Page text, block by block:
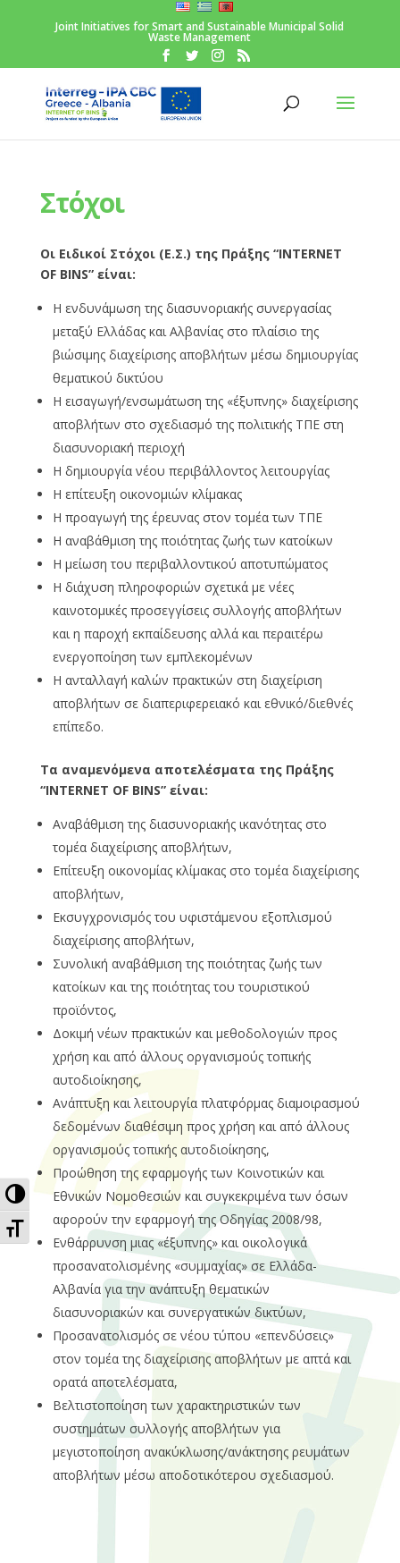
Εναλλαγή Υψηλής Αντίθεσης
Εναλλαγή Μεγέθους Γραμμάτων
Joint Initiatives for Smart and Sustainable Municipal Solid
Waste Management
Στόχοι
Οι Ειδικοί Στόχοι (Ε.Σ.) της Πράξης “INTERNET
OF BINS” είναι:
Η ενδυνάμωση της διασυνοριακής συνεργασίας
μεταξύ Ελλάδας και Αλβανίας στο πλαίσιο της
βιώσιμης διαχείρισης αποβλήτων μέσω δημιουργίας
θεματικού δικτύου
Η εισαγωγή/ενσωμάτωση της «έξυπνης» διαχείρισης
αποβλήτων στο σχεδιασμό της πολιτικής ΤΠΕ στη
διασυνοριακή περιοχή
Η δημιουργία νέου περιβάλλοντος λειτουργίας
Η επίτευξη οικονομιών κλίμακας
Η προαγωγή της έρευνας στον τομέα των ΤΠΕ
Η αναβάθμιση της ποιότητας ζωής των κατοίκων
Η μείωση του περιβαλλοντικού αποτυπώματος
Η διάχυση πληροφοριών σχετικά με νέες
καινοτομικές προσεγγίσεις συλλογής αποβλήτων
και η παροχή εκπαίδευσης αλλά και περαιτέρω
ενεργοποίηση των εμπλεκομένων
Η ανταλλαγή καλών πρακτικών στη διαχείριση
αποβλήτων σε διαπεριφερειακό και εθνικό/διεθνές
επίπεδο.
Τα αναμενόμενα αποτελέσματα της Πράξης
“INTERNET OF BINS” είναι:
Αναβάθμιση της διασυνοριακής ικανότητας στο
τομέα διαχείρισης αποβλήτων,
Επίτευξη οικονομίας κλίμακας στο τομέα διαχείρισης
αποβλήτων,
Εκσυγχρονισμός του υφιστάμενου εξοπλισμού
διαχείρισης αποβλήτων,
Συνολική αναβάθμιση της ποιότητας ζωής των
κατοίκων και της ποιότητας του τουριστικού
προϊόντος,
Δοκιμή νέων πρακτικών και μεθοδολογιών προς
χρήση και από άλλους οργανισμούς τοπικής
αυτοδιοίκησης,
Ανάπτυξη και λειτουργία πλατφόρμας διαμοιρασμού
δεδομένων διαθέσιμη προς χρήση και από άλλους
οργανισμούς τοπικής αυτοδιοίκησης,
Προώθηση της εφαρμογής των Κοινοτικών και
Εθνικών Νομοθεσιών και συγκεκριμένα των όσων
αφορούν την εφαρμογή της Οδηγίας 2008/98,
Ενθάρρυνση μιας «έξυπνης» και οικολογικά
προσανατολισμένης «συμμαχίας» σε Ελλάδα-
Αλβανία για την ανάπτυξη θεματικών
διασυνοριακών και συνεργατικών δικτύων,
Προσανατολισμός σε νέου τύπου «επενδύσεις»
στον τομέα της διαχείρισης αποβλήτων με απτά και
ορατά αποτελέσματα,
Βελτιστοποίηση των χαρακτηριστικών των
συστημάτων συλλογής αποβλήτων για
μεγιστοποίηση ανακύκλωσης/ανάκτησης ρευμάτων
αποβλήτων μέσω αποδοτικότερου σχεδιασμού.